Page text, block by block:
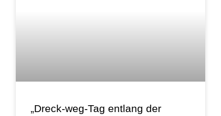
„Dreck-weg-Tag entlang der